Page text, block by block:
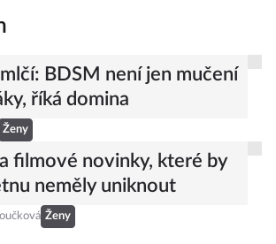
BDSM není jen mučení
říká domina
Ženy
filmové novinky, které by
neměly uniknout
Ženy